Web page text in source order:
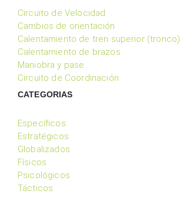
Circuito de Velocidad
Cambios de orientación
Calentamiento de tren superior (tronco)
Calentamiento de brazos
Maniobra y pase
Circuito de Coordinación
CATEGORIAS
Específicos
Estratégicos
Globalizados
Físicos
Psicológicos
Tácticos